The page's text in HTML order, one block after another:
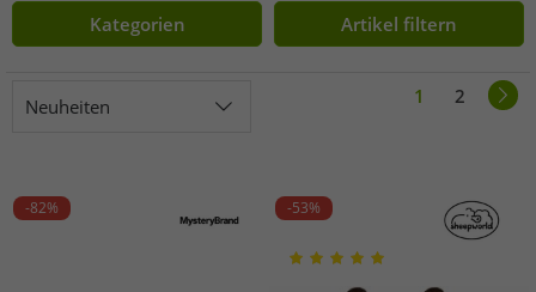
Kategorien Artikel filtern
Neuheiten 1 2
-82% -53%